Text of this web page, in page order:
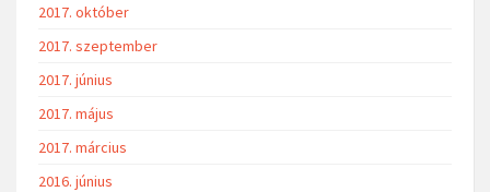
2017. október
2017. szeptember
2017. június
2017. május
2017. március
2016. június